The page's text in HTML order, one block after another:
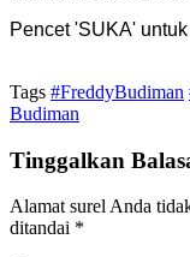
Pencet 'SUKA'
Tags #FreddyBudiman
Budiman
Tinggalkan
Alamat surel Anda
ditandai *